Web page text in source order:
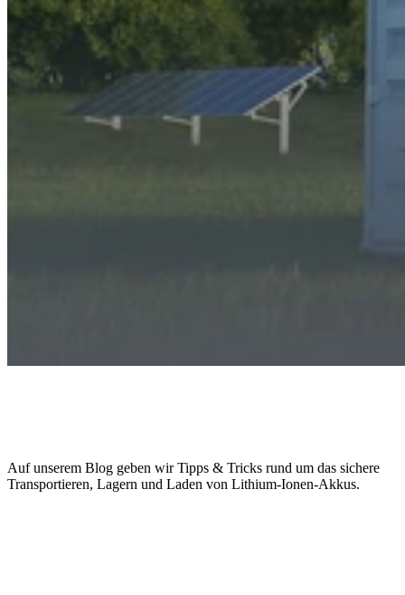
Auf unserem Blog geben wir Tipps & Tricks rund um das sichere
Transportieren, Lagern und Laden von Lithium-Ionen-Akkus.